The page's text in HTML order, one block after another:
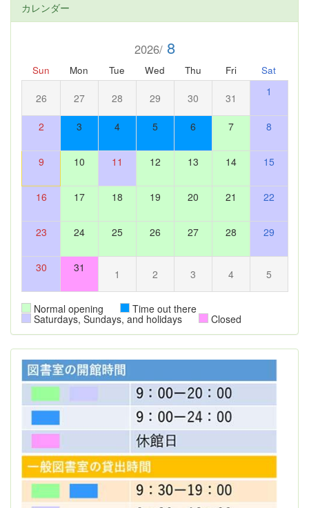
カレンダー
2026/8
Sun Mon Tue Wed Thu Fri Sat
26 27 28 29 30 31 1
2 3 4 5 6 7 8
9 10 11 12 13 14 15
16 17 18 19 20 21 22
23 24 25 26 27 28 29
30 31 1 2 3 4 5
Normal opening Time out there
Saturdays, Sundays, and holidays Closed